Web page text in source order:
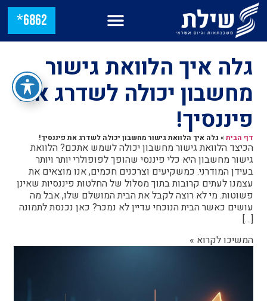
6862*
גלה איך הלוואת גישור
מחשבון יכולה לשדרג את
פיננסיך!
דף הבית»גלה איך הלוואת גישור מחשבון יכולה לשדרג את פיננסיך!
הכיצד הלוואת גישור מחשבון יכולה לשמש אתכם? הלוואת
גישור מחשבון היא כלי פיננסי שהופך לפופולרי יותר ויותר
בעידן המודרני. כמשקיעים וצרכנים חכמים, אנו מוצאים את
עצמנו לעתים קרובות בתוך מסלול של החלטות פיננסיות שאינן
פשוטות. מי לא רוצה לקבל את הבית המושלם שלו, אבל מה
עושים כאשר הבית הנוכחי עדיין לא נמכר? כאן נכנסת לתמונה
[…]
המשיכו לקרוא »